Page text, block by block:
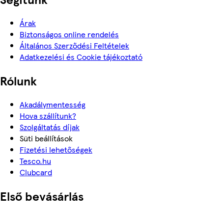
Árak
Biztonságos online rendelés
Általános Szerződési Feltételek
Adatkezelési és Cookie tájékoztató
Rólunk
Akadálymentesség
Hova szállítunk?
Szolgáltatás díjak
Süti beállítások
Fizetési lehetőségek
Tesco.hu
Clubcard
Első bevásárlás